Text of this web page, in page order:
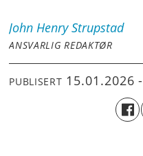
John Henry Strupstad
ANSVARLIG REDAKTØR
PUBLISERT 15.01.2026